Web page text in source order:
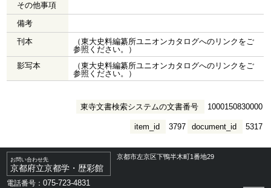
その他事項
備考
刊本
（東大史料編纂所ユニオンカタログへのリンクをご
参照ください。）
影写本
（東大史料編纂所ユニオンカタログへのリンクをご
参照ください。）
東寺文書検索システムの文書番号 1000150830000
document_id 5317
item_id 3797
お問い合わせ先
京都府立京都学・歴彩館
京都市左京区下鴨半木町1番地29
電話番号：075-723-4831